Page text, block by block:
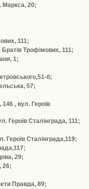
Маркса, 20;
111;
Трофімових, 111;
1;
б;
57;
, вул. Героїв
Героїв Сталінграда, 111;
Героїв Сталінграда,119;
29;
26;
Правда, 89;